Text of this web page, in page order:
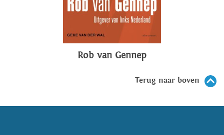
Rob van Gennep
Terug naar boven